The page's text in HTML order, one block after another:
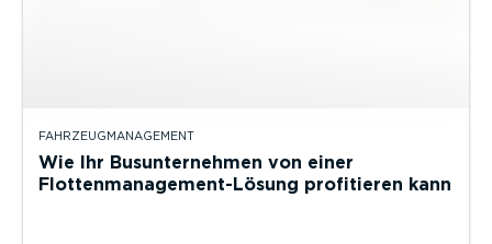
FAHRZEUGMANAGEMENT
Wie Ihr Busunternehmen von einer
Flottenmanagement-Lösung profitieren kann